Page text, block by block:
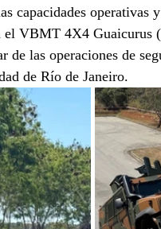
capacidades operativas
el VBMT 4X4
de las operaciones de
de Río de Janeiro.